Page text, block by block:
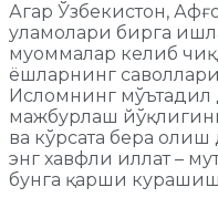
Агар Ўзбекистон,
уламолари бирга
муоммалар келиб
ёшларнинг
Исломнинг
мажбурлаш
ва кўрсата бера
энг хавфли иллат –
бунга қарши